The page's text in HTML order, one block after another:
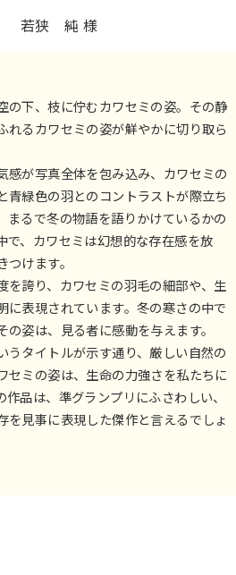
若狭 純 様
の下、枝に佇むカワセミの姿。その静
れるカワセミの姿が鮮やかに切り取ら
感が写真全体を包み込み、カワセミの
青緑色の羽とのコントラストが際立ち
まるで冬の物語を語りかけているかの
で、カワセミは幻想的な存在感を放
けます。
を誇り、カワセミの羽毛の細部や、生
に表現されています。冬の寒さの中で
姿は、見る者に感動を与えます。
うタイトルが示す通り、厳しい自然の
セミの姿は、生命の力強さを私たちに
品は、準グランプリにふさわしい、
を見事に表現した傑作と言えるでしょ